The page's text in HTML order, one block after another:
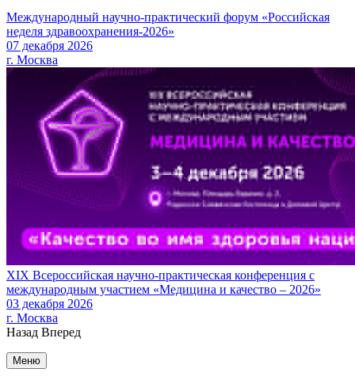
Международный научно-практический форум «Российская
неделя здравоохранения-2026»
07 декабря 2026
г. Москва
XIX Всероссийская научно-практическая конференция с
международным участием «Медицина и качество – 2026»
03 декабря 2026
г. Москва
Назад Вперед
Меню